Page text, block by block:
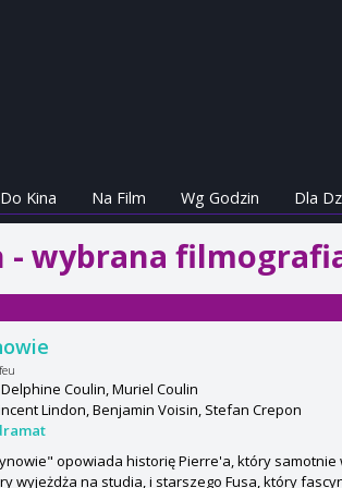
Do Kina Na Film Wg Godzin Dla
- wybrana
Coulin, Muriel Coulin
Lindon, Benjamin Voisin, Stefan Crepon
opowiada historię Pierre'a, który samotnie
wyjeżdża na studia, i starszego Fusa, który